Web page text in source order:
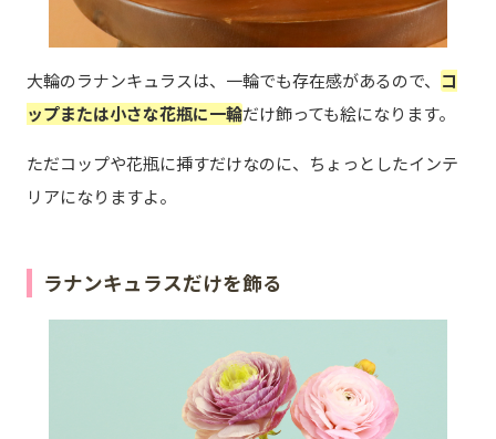
大輪のラナンキュラスは、一輪でも存在感があるので、 コ
ップまたは小さな花瓶に一輪だけ飾っても絵になります。
ただコップや花瓶に挿すだけなのに、ちょっとしたインテ
リアになりますよ。
ラナンキュラスだけを飾る